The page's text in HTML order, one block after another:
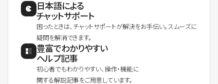
日本語による
チャットサポート
困ったときは、チャットサポートが解決をお手伝い。スムーズに
疑問を解消できます。
豊富でわかりやすい
ヘルプ記事
初心者でもわかりやすい、操作・機能に
関する解説記事をご用意しています。